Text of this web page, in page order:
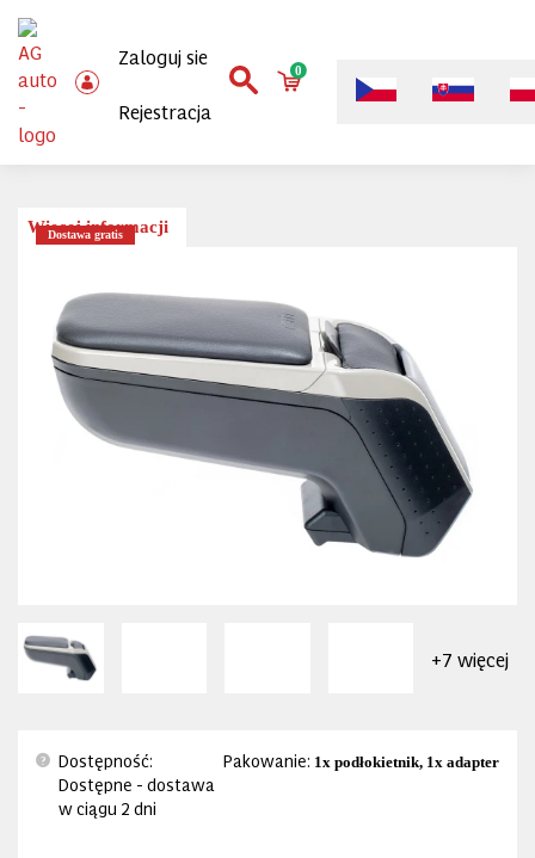
Zaloguj sie
Rejestracja
0
Więcej informacji
Dostawa gratis
+7 więcej
?
Dostępność:
Dostępne - dostawa
w ciągu 2 dni
Pakowanie: 1x podłokietnik, 1x adapter